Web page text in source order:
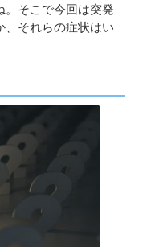
。そこで今回は突発
、それらの症状はい